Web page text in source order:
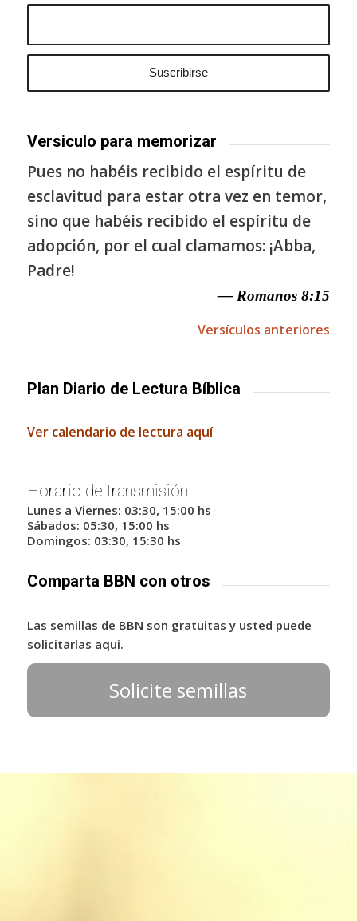
Versiculo para memorizar
Pues no habéis recibido el espíritu de
esclavitud para estar otra vez en temor,
sino que habéis recibido el espíritu de
adopción, por el cual clamamos: ¡Abba,
Padre!
— Romanos 8:15
Versículos anteriores
Plan Diario de Lectura Bíblica
Ver calendario de lectura aquí
Horario de transmisión
Lunes a Viernes: 03:30, 15:00 hs
Sábados: 05:30, 15:00 hs
Domingos: 03:30, 15:30 hs
Comparta BBN con otros
Las semillas de BBN son gratuitas y usted puede
solicitarlas aqui.
Solicite semillas